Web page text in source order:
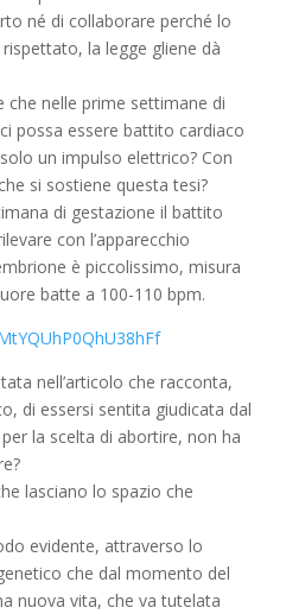
né di collaborare perché lo
la legge gliene dà
che nelle prime settimane di
possa essere battito cardiaco
un impulso elettrico? Con
si sostiene questa tesi?
di gestazione il battito
con l’apparecchio
è piccolissimo, misura
batte a 100-110 bpm.
nell’articolo che racconta,
di essersi sentita giudicata dal
la scelta di abortire, non ha
lasciano lo spazio che
evidente, attraverso lo
che dal momento del
nuova vita, che va tutelata